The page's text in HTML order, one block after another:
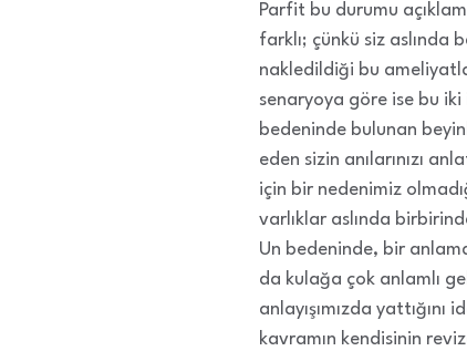
Parfit bu durumu
farklı; çünkü siz aslında
nakledildiği bu
senaryoya göre ise bu
bedeninde bulunan
eden sizin anılarınızı
için bir nedenimiz
varlıklar aslında
Un bedeninde, bir
da kulağa çok anlamlı
anlayışımızda
kavramın kendisinin